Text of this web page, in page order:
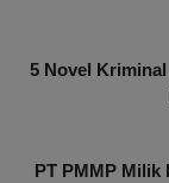
5 Novel
PT PMMP Milik